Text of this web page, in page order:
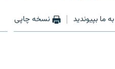
به ما بپیوندید نسخه چاپی